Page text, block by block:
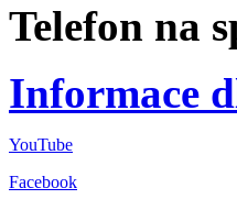
Telefon na
Informace
YouTube
Facebook